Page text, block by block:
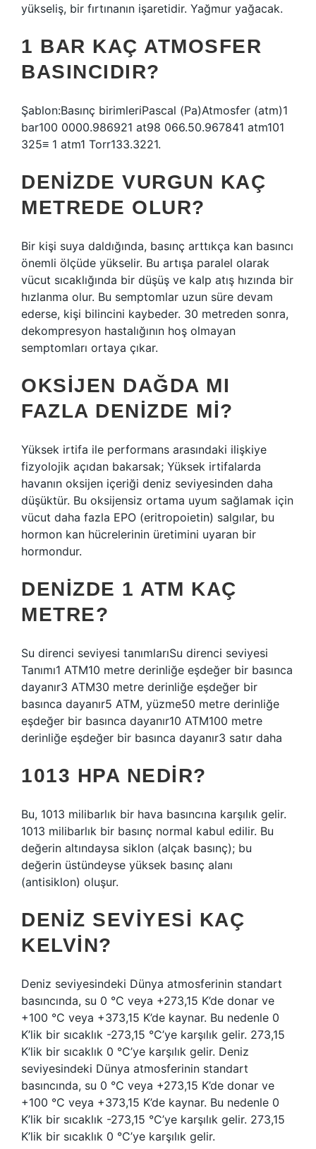
yükseliş, bir fırtınanın işaretidir. Yağmur yağacak.
1 BAR KAÇ ATMOSFER
BASINCIDIR?
Şablon:Basınç birimleriPascal (Pa)Atmosfer (atm)1
bar100 0000.986921 at98 066.50.967841 atm101
325≡ 1 atm1 Torr133.3221.
DENIZDE VURGUN KAÇ
METREDE OLUR?
Bir kişi suya daldığında, basınç arttıkça kan basıncı
önemli ölçüde yükselir. Bu artışa paralel olarak
vücut sıcaklığında bir düşüş ve kalp atış hızında bir
hızlanma olur. Bu semptomlar uzun süre devam
ederse, kişi bilincini kaybeder. 30 metreden sonra,
dekompresyon hastalığının hoş olmayan
semptomları ortaya çıkar.
OKSIJEN DAĞDA MI
FAZLA DENIZDE MI?
Yüksek irtifa ile performans arasındaki ilişkiye
fizyolojik açıdan bakarsak; Yüksek irtifalarda
havanın oksijen içeriği deniz seviyesinden daha
düşüktür. Bu oksijensiz ortama uyum sağlamak için
vücut daha fazla EPO (eritropoietin) salgılar, bu
hormon kan hücrelerinin üretimini uyaran bir
hormondur.
DENIZDE 1 ATM KAÇ
METRE?
Su direnci seviyesi tanımlarıSu direnci seviyesi
Tanımı1 ATM10 metre derinliğe eşdeğer bir basınca
dayanır3 ATM30 metre derinliğe eşdeğer bir
basınca dayanır5 ATM, yüzme50 metre derinliğe
eşdeğer bir basınca dayanır10 ATM100 metre
derinliğe eşdeğer bir basınca dayanır3 satır daha
1013 HPA NEDIR?
Bu, 1013 milibarlık bir hava basıncına karşılık gelir.
1013 milibarlık bir basınç normal kabul edilir. Bu
değerin altındaysa siklon (alçak basınç); bu
değerin üstündeyse yüksek basınç alanı
(antisiklon) oluşur.
DENIZ SEVIYESI KAÇ
KELVIN?
Deniz seviyesindeki Dünya atmosferinin standart
basıncında, su 0 °C veya +273,15 K’de donar ve
+100 °C veya +373,15 K’de kaynar. Bu nedenle 0
K’lik bir sıcaklık -273,15 °C’ye karşılık gelir. 273,15
K’lik bir sıcaklık 0 °C’ye karşılık gelir. Deniz
seviyesindeki Dünya atmosferinin standart
basıncında, su 0 °C veya +273,15 K’de donar ve
+100 °C veya +373,15 K’de kaynar. Bu nedenle 0
K’lik bir sıcaklık -273,15 °C’ye karşılık gelir. 273,15
K’lik bir sıcaklık 0 °C’ye karşılık gelir.